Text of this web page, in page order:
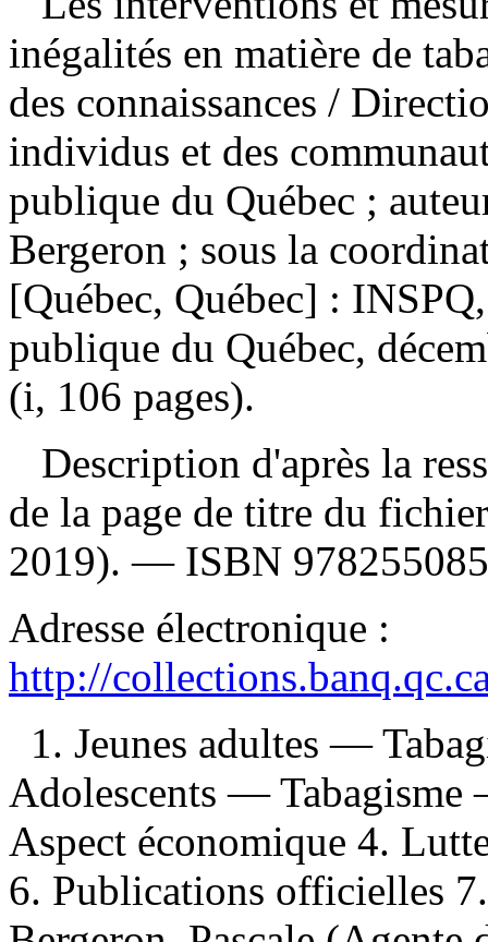
inégalités en matière de
des connaissances /
individus et des
publique du Québec ;
Bergeron ; sous la
[Québec, Québec] :
publique du Québec,
(i, 106 pages).
Description d'après la
de la page de titre du
2019). — ISBN
Adresse électronique :
http://
1. Jeunes adultes —
Adolescents —
Aspect économique 4.
6. Publications officielles